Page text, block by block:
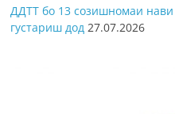
ДДТТ бо 13 созишномаи
густариш дод 27.07.2026